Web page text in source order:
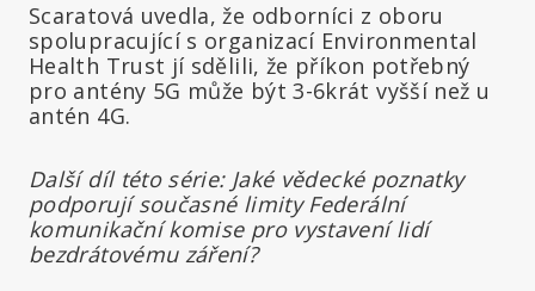
Scaratová uvedla, že odborníci z oboru
spolupracující s organizací Environmental
Health Trust jí sdělili, že příkon potřebný
pro antény 5G může být 3-6krát vyšší než u
antén 4G.
Další díl této série: Jaké vědecké poznatky
podporují současné limity Federální
komunikační komise pro vystavení lidí
bezdrátovému záření?